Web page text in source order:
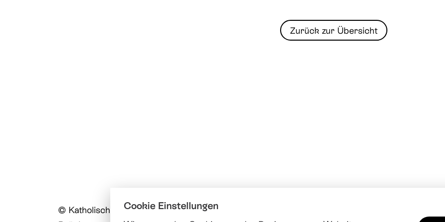
Zurück zur Übersicht
© Katholische Kirche Stadt Luzern
Cookie Einstellungen